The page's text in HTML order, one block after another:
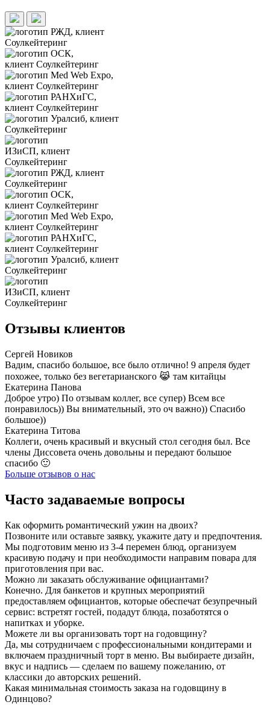
Отзывы клиентов
Сергей Новиков
Вадим, спасибо большое, все было отлично! 9 апреля будет
похожее, только без вегетарианского 😹 там китайцы
Екатерина Панова
Доброе утро) По отзывам коллег, все супер) Всем все
понравилось)) Вы внимательный, это оч важно)) Спасибо
большое))
Екатерина Титова
Коллеги, очень красивый и вкусный стол сегодня был. Все
члены Диссовета очень довольны и передают большое
спасибо 🙂
Больше отзывов о нас
Часто задаваемые вопросы
Как оформить романтический ужин на двоих?
Позвоните или оставьте заявку, укажите дату и предпочтения.
Мы подготовим меню из 3-4 перемен блюд, организуем
красивую подачу и при необходимости направим повара для
приготовления при вас.
Можно ли заказать обслуживание официантами?
Конечно. Для банкетов и крупных мероприятий
предоставляем официантов, которые обеспечат безупречный
сервис: встретят гостей, подадут блюда, позаботятся о
напитках и уборке.
Можете ли вы организовать торт на годовщину?
Да, мы сотрудничаем с профессиональными кондитерами и
включаем праздничный торт в меню. Вы выбираете дизайн,
вкус и надпись — сделаем по вашему пожеланию, от
классики до авторских решений.
Какая минимальная стоимость заказа на годовщину в
Одинцово?